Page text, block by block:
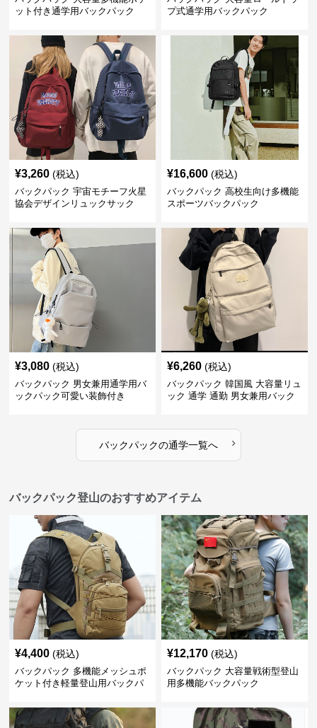
ット付き通学用バックパック
プ式通学用バックパック
¥3,260 (税込)
バックパック 宇宙モチーフ火星
協会デザインリュックサック
¥16,600 (税込)
バックパック 高校生向け多機能
スポーツバックパック
¥3,080 (税込)
バックパック 男女兼用通学用バ
ックパック可愛い装飾付き
¥6,260 (税込)
バックパック 韓国風 大容量リュ
ック 通学 通勤 男女兼用バック
バックパックの通学一覧へ ›
バックパック登山のおすすめアイテム
¥4,400 (税込)
バックパック 多機能メッシュポ
ケット付き軽量登山用バックパ
¥12,170 (税込)
バックパック 大容量戦術型登山
用多機能バックパック